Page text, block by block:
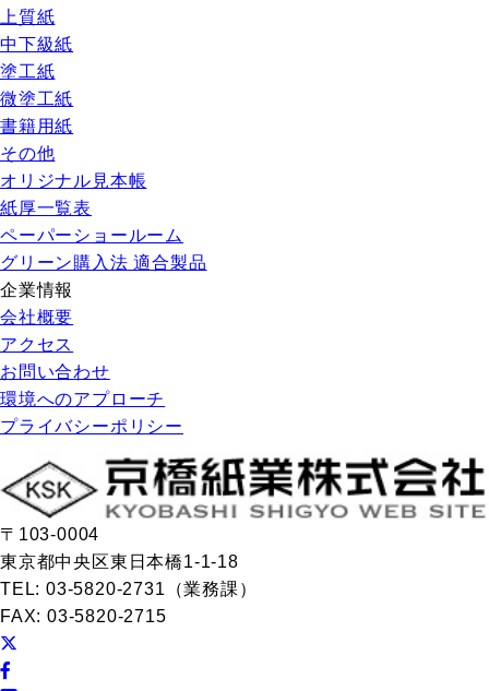
上質紙
中下級紙
塗工紙
微塗工紙
書籍用紙
その他
オリジナル見本帳
紙厚一覧表
ペーパーショールーム
グリーン購入法 適合製品
企業情報
会社概要
アクセス
お問い合わせ
環境へのアプローチ
プライバシーポリシー
〒103-0004
東京都中央区東日本橋1-1-18
TEL: 03-5820-2731（業務課）
FAX: 03-5820-2715